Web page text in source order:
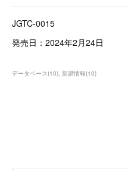
JGTC-0015
発売日：2024年2月24日
データベース(10) 新譜情報(10)